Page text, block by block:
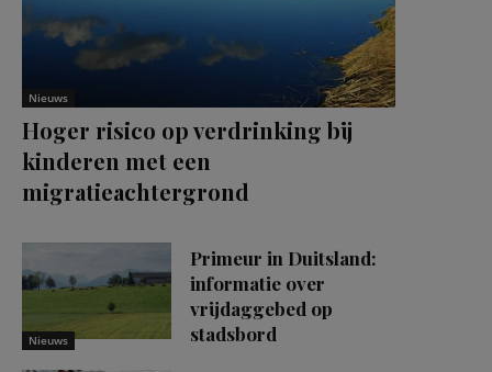
Nieuws
Hoger risico op verdrinking bij
kinderen met een
migratieachtergrond
Nieuws
Primeur in Duitsland:
informatie over
vrijdaggebed op
stadsbord